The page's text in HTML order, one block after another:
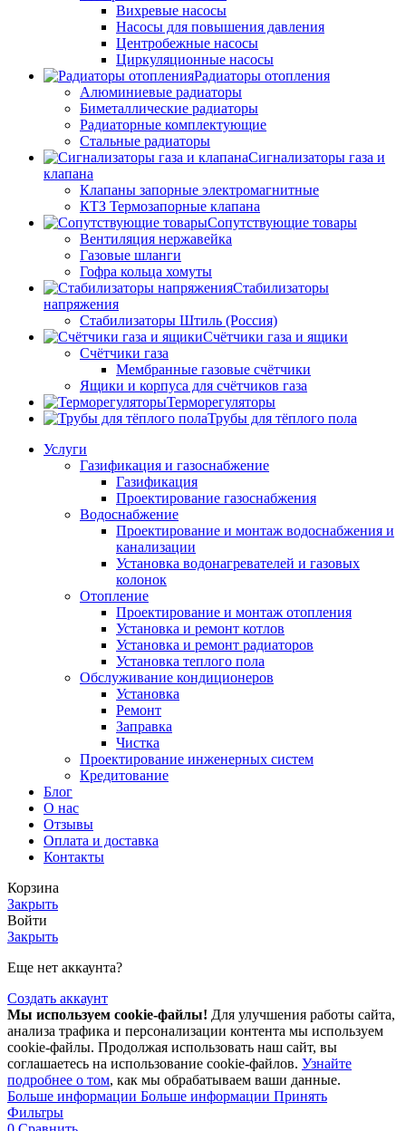
Вихревые насосы
Насосы для повышения давления
Центробежные насосы
Циркуляционные насосы
Радиаторы отопления
Алюминиевые радиаторы
Биметаллические радиаторы
Радиаторные комплектующие
Стальные радиаторы
Сигнализаторы газа и
клапана
Клапаны запорные электромагнитные
КТЗ Термозапорные клапана
Сопутствующие товары
Вентиляция нержавейка
Газовые шланги
Гофра кольца хомуты
Стабилизаторы
напряжения
Стабилизаторы Штиль (Россия)
Счётчики газа и ящики
Счётчики газа
Мембранные газовые счётчики
Ящики и корпуса для счётчиков газа
Терморегуляторы
Трубы для тёплого пола
Услуги
Газификация и газоснабжение
Газификация
Проектирование газоснабжения
Водоснабжение
Проектирование и монтаж водоснабжения и
канализации
Установка водонагревателей и газовых
колонок
Отопление
Проектирование и монтаж отопления
Установка и ремонт котлов
Установка и ремонт радиаторов
Установка теплого пола
Обслуживание кондиционеров
Установка
Ремонт
Заправка
Чистка
Проектирование инженерных систем
Кредитование
Блог
О нас
Отзывы
Оплата и доставка
Контакты
Корзина
Закрыть
Войти
Закрыть
Еще нет аккаунта?
Создать аккаунт
Мы используем cookie-файлы! Для улучшения работы сайта,
анализа трафика и персонализации контента мы используем
cookie-файлы. Продолжая использовать наш сайт, вы
соглашаетесь на использование cookie-файлов. Узнайте
подробнее о том, как мы обрабатываем ваши данные.
Больше информации Больше информации Принять
Фильтры